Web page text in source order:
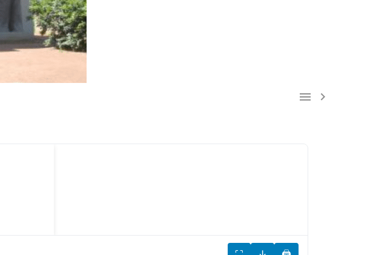
 